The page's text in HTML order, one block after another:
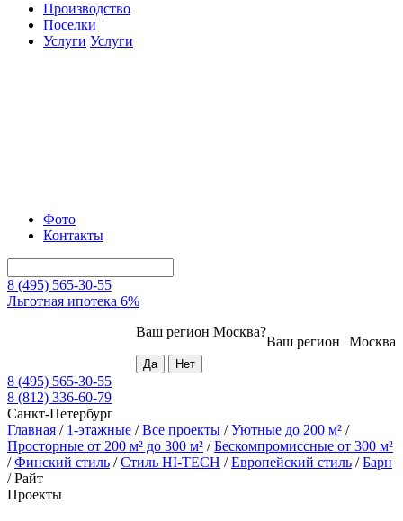
Производство
Поселки
Услуги Услуги
Фото
Контакты
8 (495) 565-30-55
Льготная ипотека 6%
Москва
Ваш регион
Ваш регион Москва?
8 (495) 565-30-55
8 (812) 336-60-79
Санкт-Петербург
Главная / 1-этажные /Все проекты /Уютные до 200 м² /
Просторные от 200 м² до 300 м² /Бескомпромиссные от 300 м²
/Финский стиль /Стиль HI-TECH /Европейский стиль /Барн
/Райт
Проекты